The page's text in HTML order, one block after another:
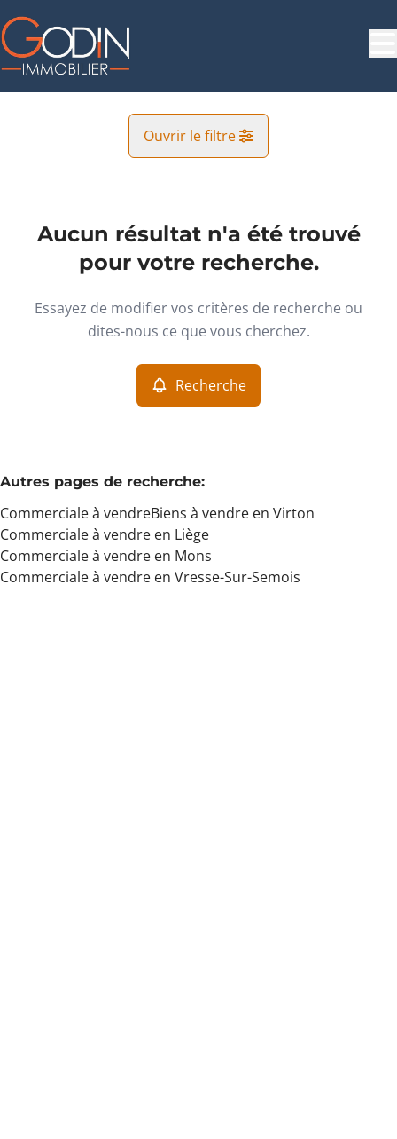
Ouvrir le filtre
Virton (6760) Remove
Commerciale Remove
Max. budget
Vue de la carte
Recherche Trier par
Aucun résultat n'a été trouvé
pour votre recherche.
Essayez de modifier vos critères de recherche ou
dites-nous ce que vous cherchez.
Recherche
Autres pages de recherche:
Commerciale à vendreBiens à vendre en Virton
Commerciale à vendre en Liège
Commerciale à vendre en Mons
Commerciale à vendre en Vresse-Sur-Semois